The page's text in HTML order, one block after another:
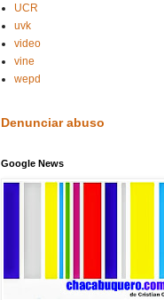
UCR
uvk
video
vine
wepd
Denunciar abuso
Google News